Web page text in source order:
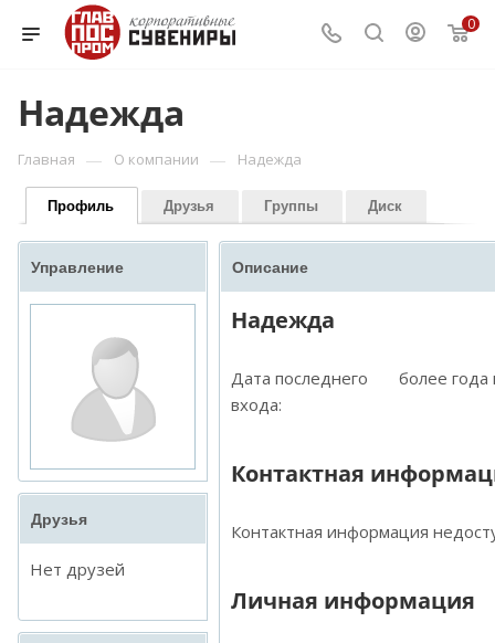
0
Надежда
Главная — О компании — Надежда
Профиль Друзья Группы Диск
Управление
Друзья
Нет друзей
Описание
Надежда
Дата последнего
входа:
более года
Контактная
Контактная информация
Личная информация